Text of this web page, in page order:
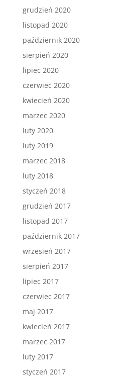
grudzień 2020
listopad 2020
październik 2020
sierpień 2020
lipiec 2020
czerwiec 2020
kwiecień 2020
marzec 2020
luty 2020
luty 2019
marzec 2018
luty 2018
styczeń 2018
grudzień 2017
listopad 2017
październik 2017
wrzesień 2017
sierpień 2017
lipiec 2017
czerwiec 2017
maj 2017
kwiecień 2017
marzec 2017
luty 2017
styczeń 2017